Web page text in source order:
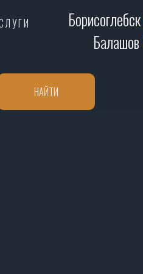
Борисоглебск
Балашов
НАЙТИ